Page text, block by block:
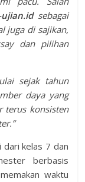
ujian.idsebagai
juga di sajikan,
dan pilihan
sejak tahun
daya yang
terus konsisten
kelas 7 dan
berbasis
waktu